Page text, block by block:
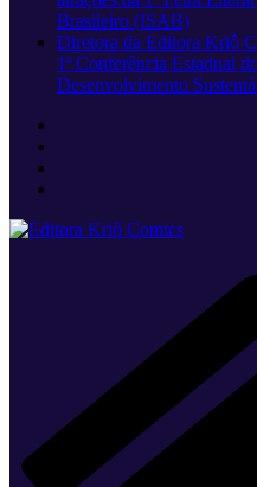
Brasileiro (ISAB)
Diretora da Editora Kriô
1ª Conferência Estadual
Desenvolvimento